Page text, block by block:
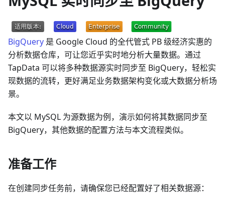
BigQuery 是 Google Cloud 的全代管式 PB 级经济实惠的
分析数据仓库，可让您近乎实时地分析大量数据。通过
TapData 可以将多种数据源实时同步至 BigQuery，轻松实
现数据的流转，更好满足业务数据架构变化或大数据分析场
景。
本文以 MySQL 为源数据为例，演示如何将其数据同步至
BigQuery，其他数据的配置方法与本文流程类似。
准备工作
在创建同步任务前，请确保您已经配置好了相关数据源：